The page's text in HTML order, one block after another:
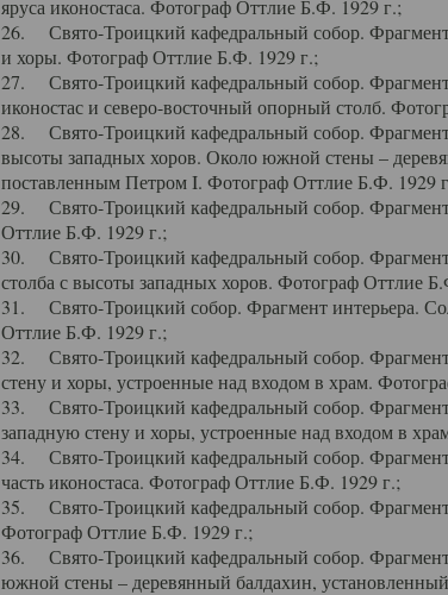
яруса иконостаса. Фотограф Оттлие Б.Ф. 1929 г.;
26. Свято-Троицкий кафедральный собор.
и хоры. Фотограф Оттлие Б.Ф. 1929 г.;
27. Свято-Троицкий кафедральный собор.
иконостас и северо-восточный опорный столб.
28. Свято-Троицкий кафедральный собор.
высоты западных хоров. Около южной стены –
поставленным Петром I. Фотограф Оттлие Б.Ф. 1929
29. Свято-Троицкий кафедральный собор.
Оттлие Б.Ф. 1929 г.;
30. Свято-Троицкий кафедральный собор.
столба с высоты западных хоров. Фотограф Оттлие
31. Свято-Троицкий собор. Фрагмент интерьера.
Оттлие Б.Ф. 1929 г.;
32. Свято-Троицкий кафедральный собор.
стену и хоры, устроенные над входом в храм.
33. Свято-Троицкий кафедральный собор.
западную стену и хоры, устроенные над входом в
34. Свято-Троицкий кафедральный собор.
часть иконостаса. Фотограф Оттлие Б.Ф. 1929 г.;
35. Свято-Троицкий кафедральный собор.
Фотограф Оттлие Б.Ф. 1929 г.;
36. Свято-Троицкий кафедральный собор.
южной стены – деревянный балдахин,